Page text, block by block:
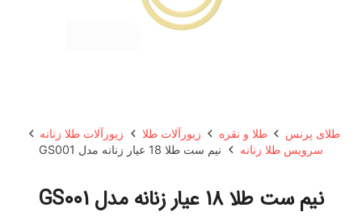
طلای پرنس طلا و نقره زیورآلات طلا
زیورآلات طلا زنانه
سرویس طلا زنانه
نیم ست طلا 18 عیار زنانه مدل GS001
نیم ست طلا 18 عیار زنانه مدل GS001